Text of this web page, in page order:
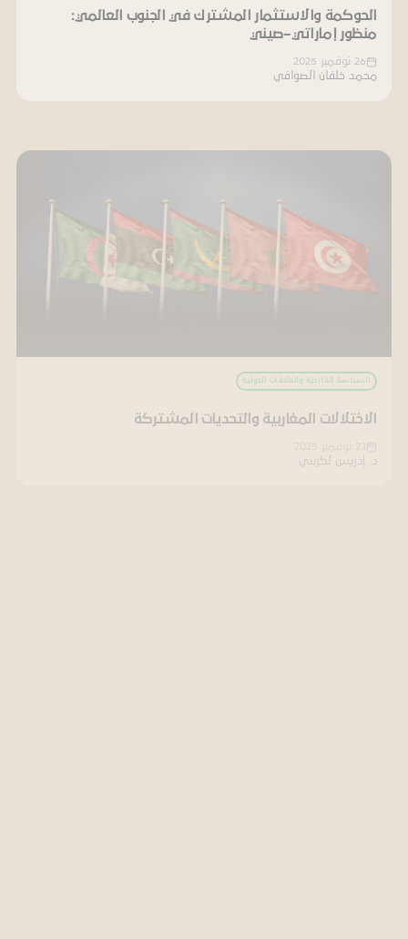
الحوكمة والاستثمار المشترك في الجنوب العالمي:
منظور إماراتي–صيني
26 نوفمبر 2025
محمد خلفان الصوافي
السياسة الخارجية والعلاقات الدولية
الاختلالات المغاربية والتحديات المشتركة
د. إدريس لكريني